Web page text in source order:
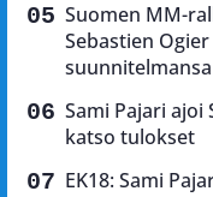
Suomen MM-
Sebastien
suunnitelmansa
Sami Pajari
katso tulokset
EK18: Sami